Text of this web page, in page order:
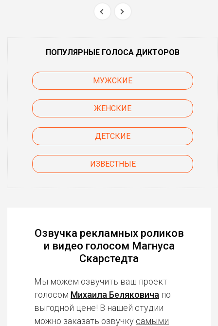
ПОПУЛЯРНЫЕ ГОЛОСА ДИКТОРОВ
МУЖСКИЕ
ЖЕНСКИЕ
ДЕТСКИЕ
ИЗВЕСТНЫЕ
Озвучка рекламных роликов
и видео голосом Магнуса
Скарстедта
Мы можем озвучить ваш проект
голосом Михаила Беляковича по
выгодной цене! В нашей студии
можно заказать озвучку самыми